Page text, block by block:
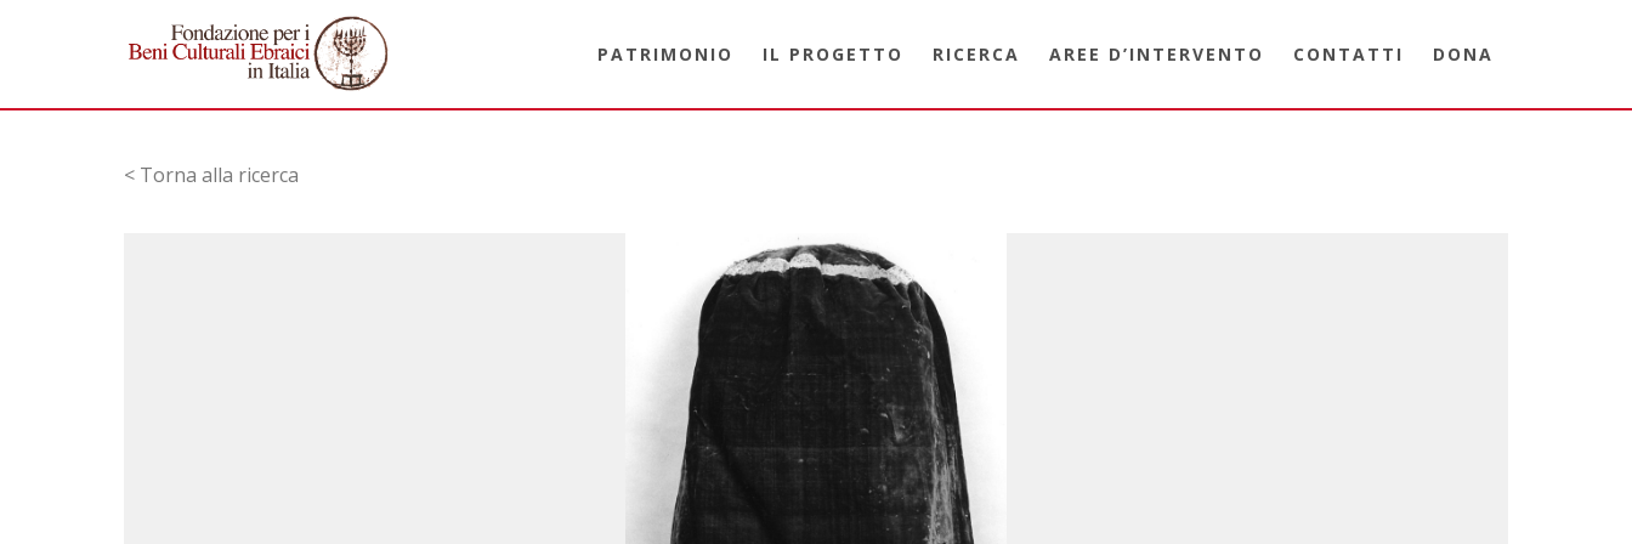
PATRIMONIO IL PROGETTO RICERCA AREE D’INTERVENTO CONTATTI DONA
< Torna alla ricerca